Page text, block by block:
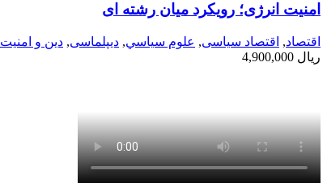
امنیت انرژی؛ رویکرد میان رشته ای
اقتصاد, اقتصاد سیاسی, علوم سياسي, دیپلماسی, دین و امنیت
ریال